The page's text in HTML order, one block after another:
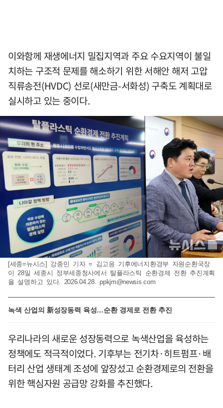
이와함께 재생에너지 밀집지역과 주요 수요지역이 불일
치하는 구조적 문제를 해소하기 위한 서해안 해저 고압
직류송전(HVDC) 선로(새만금-서화성) 구축도 계획대로
실시하고 있는 중이다.
[세종=뉴시스] 강종민 기자 = 김고응 기후에너지환경부 자원순환국장
이 28일 세종시 정부세종청사에서 탈플라스틱 순환경제 전환 추진계획
을 설명하고 있다. 2026.04.28.ppkjm@newsis.com
녹색 산업의 新성장동력 육성…순환 경제로 전환 추진
우리나라의 새로운 성장동력으로 녹색산업을 육성하는
정책에도 적극적이었다. 기후부는 전기차·히트펌프·배
터리 산업 생태계 조성에 앞장섰고 순환경제로의 전환을
위한 핵심자원 공급망 강화를 추진했다.